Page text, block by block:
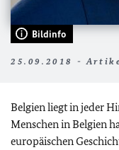
Bildinfo
25.09.2018 -
Belgien liegt in jeder
Menschen in Belgien
europäischen